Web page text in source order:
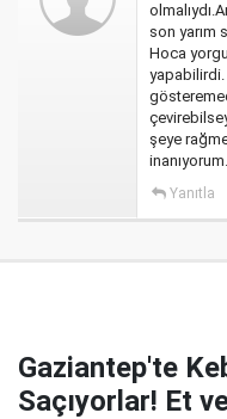
son yarım
Hoca
yapabilirdi.
şeye
inanıyorum.
Yanıtla
Gaziantep'te
Saçıyorlar! Et